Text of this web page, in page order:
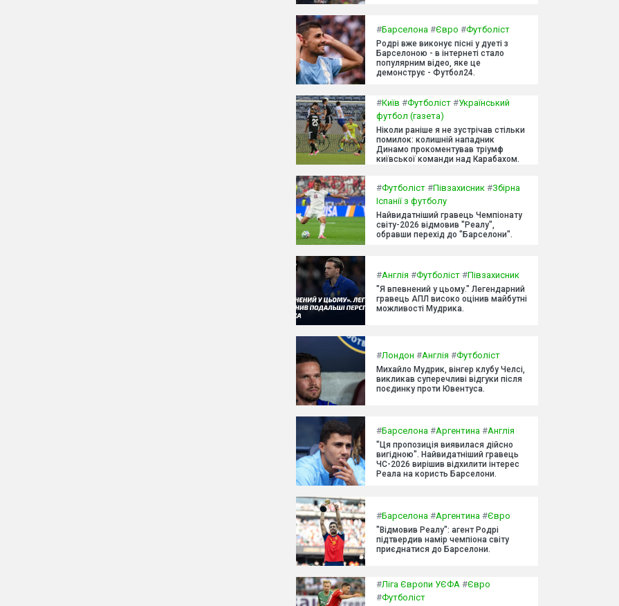
#Барселона #Євро #Футболіст
Родрі вже виконує пісні у дуеті з
Барселоною - в інтернеті стало
популярним відео, яке це
демонструє - Футбол24.
#Київ #Футболіст #Український
футбол (газета)
Ніколи раніше я не зустрічав стільки
помилок: колишній нападник
Динамо прокоментував тріумф
київської команди над Карабахом.
#Футболіст #Півзахисник #Збірна
Іспанії з футболу
Найвидатніший гравець Чемпіонату
світу-2026 відмовив "Реалу",
обравши перехід до "Барселони".
#Англія #Футболіст #Півзахисник
"Я впевнений у цьому." Легендарний
гравець АПЛ високо оцінив майбутні
можливості Мудрика.
#Лондон #Англія #Футболіст
Михайло Мудрик, вінгер клубу Челсі,
викликав суперечливі відгуки після
поєдинку проти Ювентуса.
#Барселона #Аргентина #Англія
"Ця пропозиція виявилася дійсно
вигідною". Найвидатніший гравець
ЧС-2026 вирішив відхилити інтерес
Реала на користь Барселони.
#Барселона #Аргентина #Євро
"Відмовив Реалу": агент Родрі
підтвердив намір чемпіона світу
приєднатися до Барселони.
#Ліга Європи УЄФА #Євро
#Футболіст